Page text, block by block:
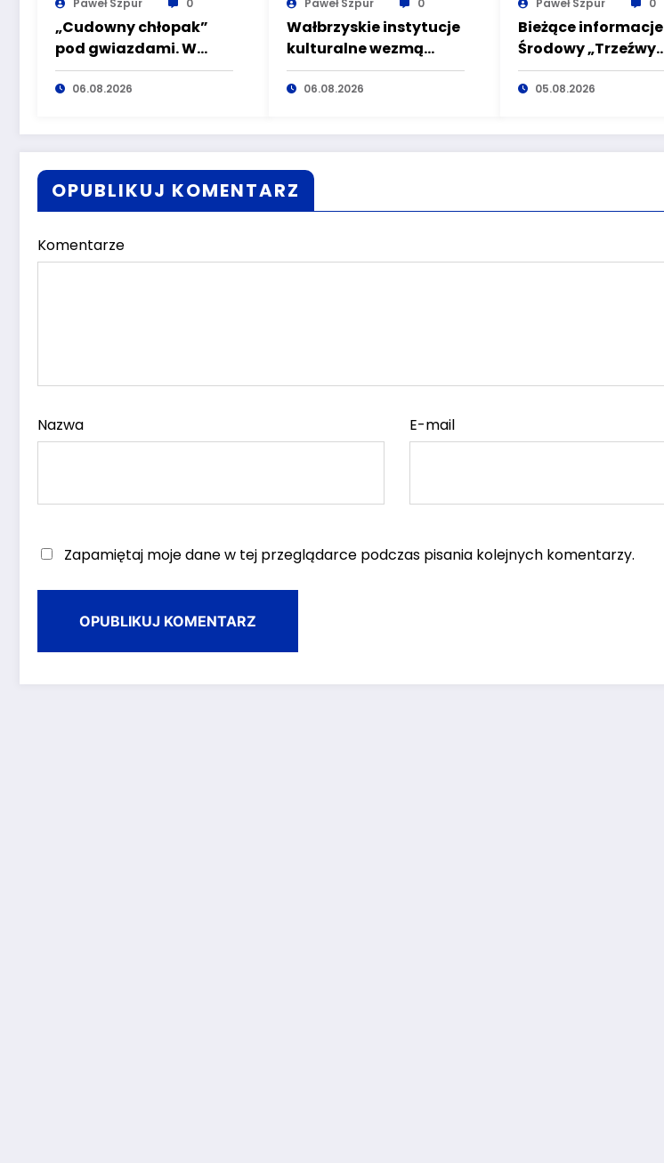
Paweł Szpur 0
„Cudowny chłopak”
pod gwiazdami. W
sobotę kolejne kino
plenerowe w Aqua
06.08.2026
Paweł Szpur 0
Wałbrzyskie instytucje
kulturalne wezmą
udział w Toyota EKO
Półmaraton Wałbrzych
06.08.2026
Paweł Szpur 0
Bieżące informacje
Środowy „Trzeźwy
poranek” bez
nietrzeźwych
05.08.2026
OPUBLIKUJ KOMENTARZ
Komentarze
Nazwa E-mail
Zapamiętaj moje dane w tej przeglądarce podczas pisania kolejnych komentarzy.